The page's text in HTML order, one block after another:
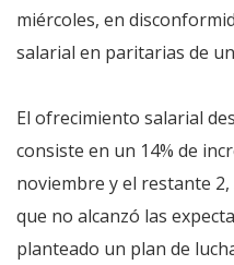
miércoles, en
salarial en paritarias de
El ofrecimiento salarial
consiste en un 14% de
noviembre y el restante
que no alcanzó las
planteado un plan de